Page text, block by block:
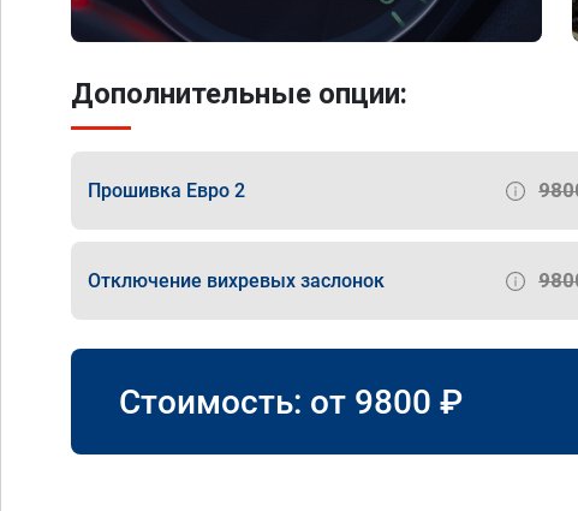
Дополнительные опции:
Прошивка Евро 2
Отключение вихревых заслонок
Стоимость: от 9800 ₽